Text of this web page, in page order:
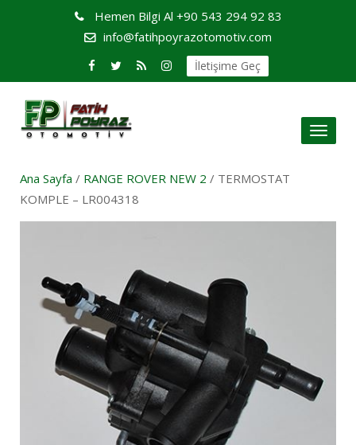
Hemen Bilgi Al +90 543 294 92 83
info@fatihpoyrazotomotiv.com
İletişime Geç
Toggle
Ana Sayfa / RANGE ROVER NEW 2 / TERMOSTAT
KOMPLE – LR004318